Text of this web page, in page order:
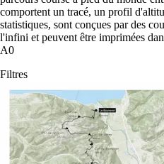
comportent un tracé, un profil
statistiques, sont conçues par des
l'infini et peuvent être imprimées
A0
Filtres